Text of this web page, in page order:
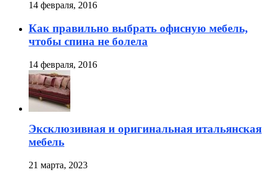
14 февраля, 2016
Как правильно выбрать офисную мебель,
чтобы спина не болела
14 февраля, 2016
Эксклюзивная и оригинальная итальянская
мебель
21 марта, 2023